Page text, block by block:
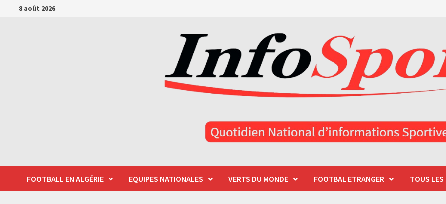
Passer8 août 2026
FOOTBALL EN ALGÉRIE EQUIPES NATIONALES VERTS DU MONDE FOOTBAL ETRANGER TOUS LES